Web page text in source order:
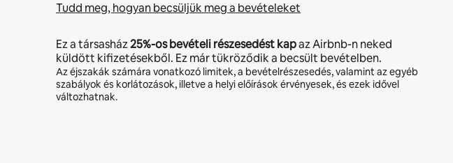
Tudd meg, hogyan becsüljük meg a bevételeket
Ez a társasház25%-os bevételi részesedést kapaz Airbnb-n neked
küldött kifizetésekből. Ez már tükröződik a becsült bevételben.
Az éjszakák számára vonatkozó limitek, a bevételrészesedés, valamint az egyéb
szabályok és korlátozások, illetve a helyi előírások érvényesek, és ezek idővel
változhatnak.